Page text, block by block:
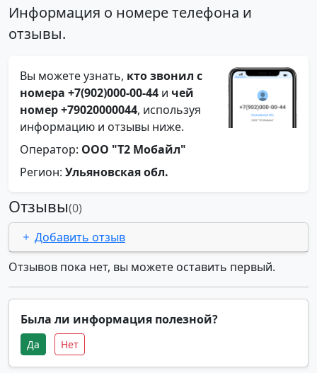
Информация о номере телефона и
отзывы.
Вы можете узнать, кто звонил с
номера +7(902)000-00-44 и чей
номер +79020000044, используя
информацию и отзывы ниже.
Оператор: ООО "Т2 Мобайл"
Регион: Ульяновская обл.
Отзывы(0)
Добавить отзыв
Отзывов пока нет, вы можете оставить первый.
Была ли информация полезной?
Да Нет